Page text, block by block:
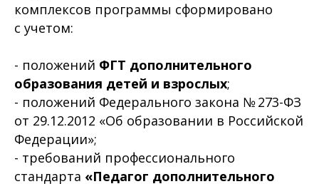
комплексов программы сформировано
с учетом:
- положений ФГТ дополнительного
образования детей и взрослых;
- положений Федерального закона № 273-ФЗ
от 29.12.2012 «Об образовании в Российской
Федерации»;
- требований профессионального
стандарта «Педагог дополнительного